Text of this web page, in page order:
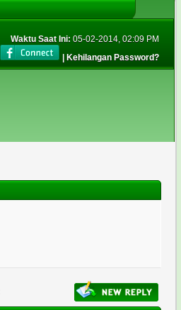
Waktu Saat Ini: 05-02-2014, 02:09 PM
Kehilangan Password?